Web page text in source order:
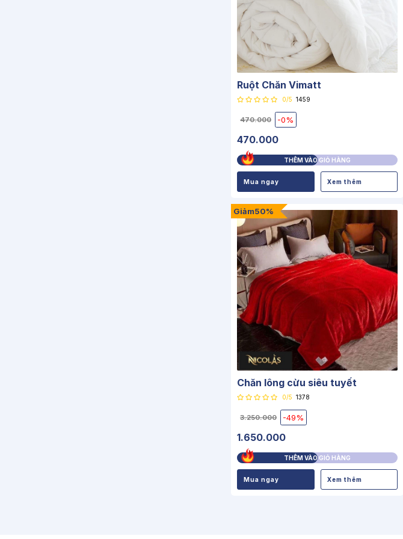
Ruột Chăn Vimatt
0/5 1459
470.000 -0%
470.000
THÊM VÀO GIỎ HÀNG
Mua ngay Xem thêm
Giảm50%
Chăn lông cừu siêu tuyết
0/5 1378
3.250.000 -49%
1.650.000
THÊM VÀO GIỎ HÀNG
Mua ngay Xem thêm